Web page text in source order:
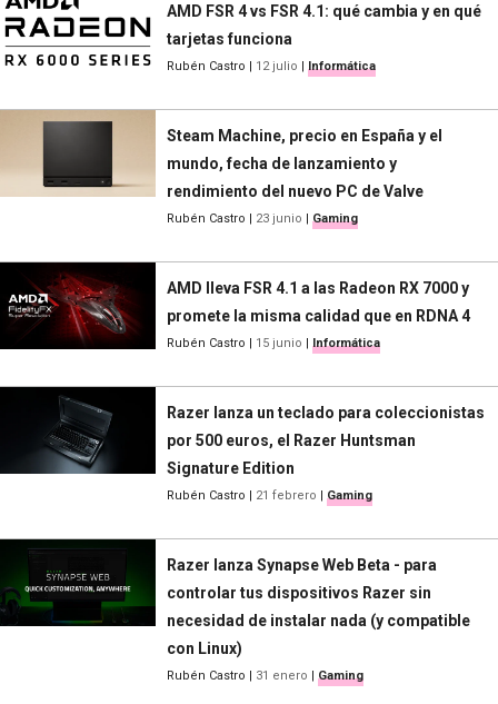
AMD FSR 4 vs FSR 4.1: qué cambia y en qué
tarjetas funciona
Rubén Castro | 12 julio | Informática
Steam Machine, precio en España y el
mundo, fecha de lanzamiento y
rendimiento del nuevo PC de Valve
Rubén Castro | 23 junio | Gaming
AMD lleva FSR 4.1 a las Radeon RX 7000 y
promete la misma calidad que en RDNA 4
Rubén Castro | 15 junio | Informática
Razer lanza un teclado para coleccionistas
por 500 euros, el Razer Huntsman
Signature Edition
Rubén Castro | 21 febrero | Gaming
Razer lanza Synapse Web Beta - para
controlar tus dispositivos Razer sin
necesidad de instalar nada (y compatible
con Linux)
Rubén Castro | 31 enero | Gaming